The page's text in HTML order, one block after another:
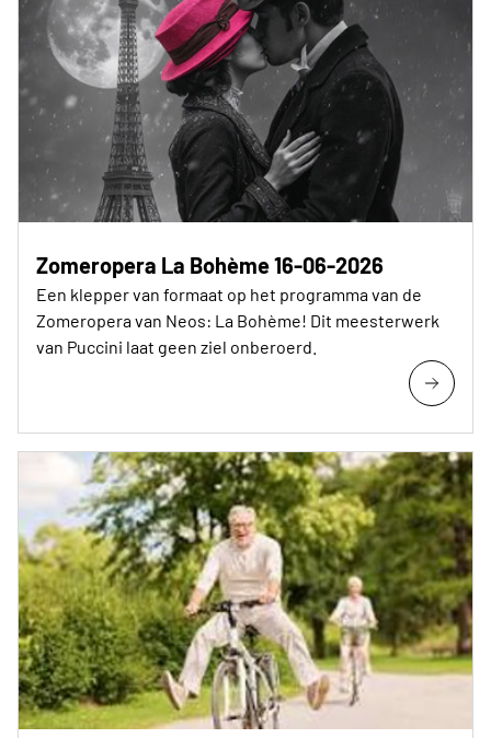
Zomeropera La Bohème 16-06-2026
Een klepper van formaat op het programma van de
Zomeropera van Neos: La Bohème! Dit meesterwerk
van Puccini laat geen ziel onberoerd.